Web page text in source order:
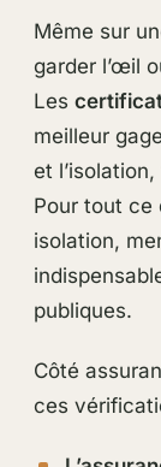
Même sur
garder l’œil
Les
meilleur
et
Pour tout ce
isolation,
publiques.
Côté
ces